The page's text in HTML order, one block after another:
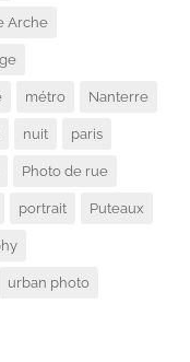
Arche
métro Nanterre
nuit paris
Photo de rue
portrait Puteaux
urban photo